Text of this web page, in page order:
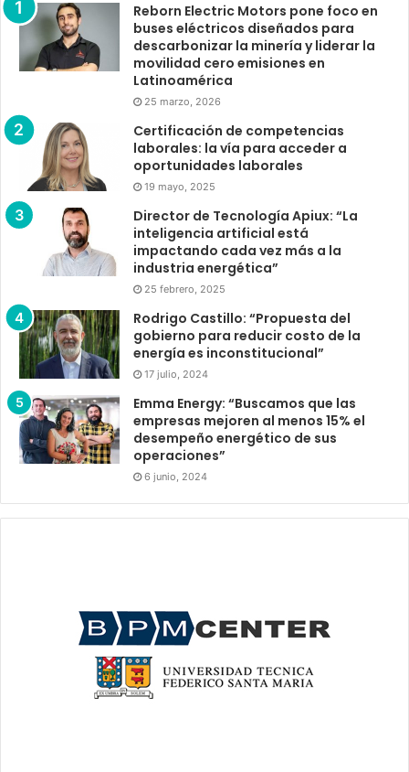
Reborn Electric Motors pone foco en
buses eléctricos diseñados para
descarbonizar la minería y liderar la
movilidad cero emisiones en
Latinoamérica
25 marzo, 2026
Certificación de competencias
laborales: la vía para acceder a
oportunidades laborales
19 mayo, 2025
Director de Tecnología Apiux: “La
inteligencia artificial está
impactando cada vez más a la
industria energética”
25 febrero, 2025
Rodrigo Castillo: “Propuesta del
gobierno para reducir costo de la
energía es inconstitucional”
17 julio, 2024
Emma Energy: “Buscamos que las
empresas mejoren al menos 15% el
desempeño energético de sus
operaciones”
6 junio, 2024